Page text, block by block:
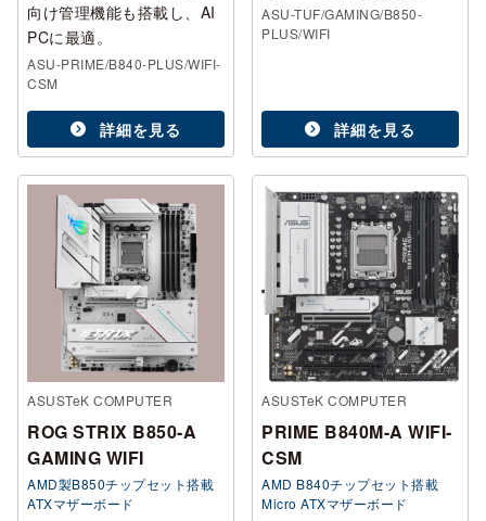
向け管理機能も搭載し、AI
PCに最適。
ASU-PRIME/B840-PLUS/WIFI-
CSM
詳細を見る
ASU-TUF/GAMING/B850-
PLUS/WIFI
詳細を見る
ASUSTeK COMPUTER
ROG STRIX B850-A
GAMING WIFI
AMD製B850チップセット搭載
ATXマザーボード
ASUSTeK COMPUTER
PRIME B840M-A WIFI-
CSM
AMD B840チップセット搭載
Micro ATXマザーボード